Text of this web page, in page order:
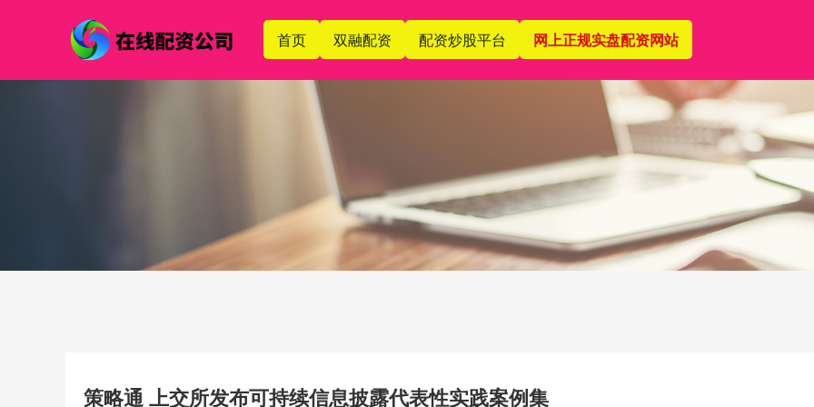
首页 双融配资 配资炒股平台 网上正规实盘配资网站
策略通 上交所发布可持续信息披露代表性实践案例集